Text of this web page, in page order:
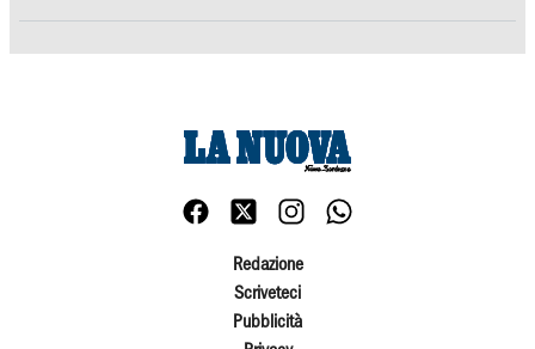
Redazione
Scriveteci
Pubblicità